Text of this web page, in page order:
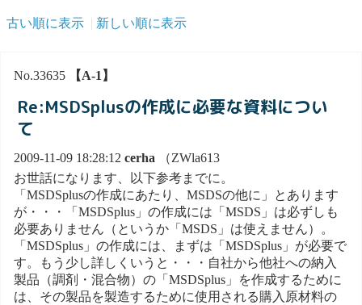
古い順に表示 新しい順に表示
No.33635 【A-1】
Re:MSDSplusの作成に必要な資料につい
て
2009-11-09 18:28:12 cerha （ZWla613
お世話になります、以下参考までに。
「MSDSplusの作成にあたり、MSDSの他に」とあります
が・・・「MSDSplus」の作成には「MSDS」は必ずしも
必要ありません（というか「MSDS」は使えません）。
「MSDSplus」の作成には、まずは「MSDSplus」が必要で
す。もう少し詳しくいうと・・・自社から他社への納入
製品（調剤・混合物）の「MSDSplus」を作成するために
は、その製品を製造するために使用される購入原材料の